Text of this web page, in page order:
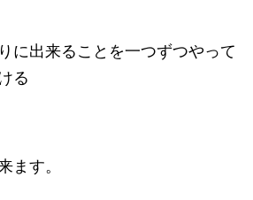
に出来ることを一つずつやって
る
ます。